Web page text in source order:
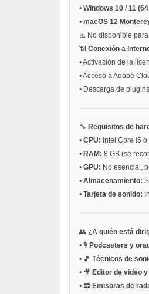
• Windows 10 / 11
• macOS 12
⚠️ No disponible para
📶 Conexión a
•Activación de la
•Acceso a Adobe
• Descarga de
🔧 Requisitos de
• CPU: Intel Core i5
• RAM: 8 GB (se
• GPU: No esencial,
• Almacenamiento:
• Tarjeta de sonido:
👥 ¿A quién está
• 🎙️ Podcasters y
• 🎵 Técnicos de
• 🎥 Editor de video
• 📻 Emisoras de